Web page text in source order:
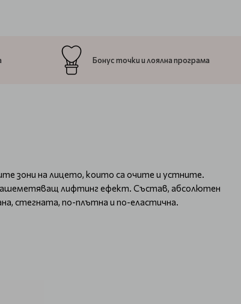
Бонус точки и лоялна програма
зони на лицето, които са очите и устните.
лифтинг ефект. Състав, абсолютен
стегната, по-плътна и по-еластична.